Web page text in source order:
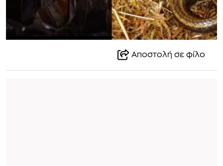
Αποστολή σε φίλο